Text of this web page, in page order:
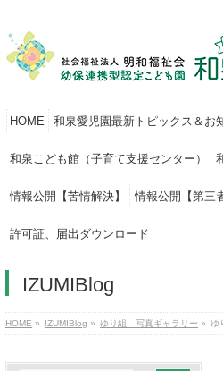
HOME 和泉愛児園最新トピックス＆お
和泉こども館（子育て支援センター）
情報公開【苦情解決】 情報公開【第三
許可証、届出ダウンロード
IZUMIBlog
HOME » IZUMIBlog » ゆり組 写真ギャラリー » ゆ